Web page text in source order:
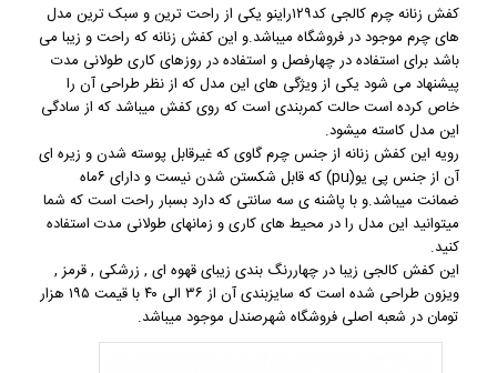
کفش زنانه چرم
کالجی کد۱۲۹راینو یکی از راحت ترین و سبک ترین مدل
های چرم موجود در فروشگاه میباشد.و اینکفش زنانهکه راحت و زیبا می
باشد برای استفاده در چهارفصل و استفاده در روزهای کاری طولانی مدت
پیشنهاد می شود یکی از ویژگی های این مدل که از نظر طراحی آن را
خاص کرده است حالت کمربندی است که روی کفش میباشد که از سادگی
این مدل کاسته میشود.
رویه اینکفش زنانهاز جنس چرم گاوی که غیرقابل پوسته شدن و زیره ای
آن از جنس پی یو(pu) که قابل شکستن شدن نیست و دارای ۶ماه
ضمانت میباشد.و با پاشنه ی سه سانتی که دارد بسبار راحت است که شما
میتوانید این مدل را در محیط های کاری و زمانهای طولانی مدت استفاده
کنید.
این کفش کالجی زیبا در چهاررنگ بندی زیبای قهوه ای , زرشکی , قرمز ,
ویزون طراحی شده است که سایزبندی آن از ۳۶ الی ۴۰ با قیمت ۱۹۵ هزار
تومان در شعبه اصلی فروشگاه شهرصندل موجود میباشد.